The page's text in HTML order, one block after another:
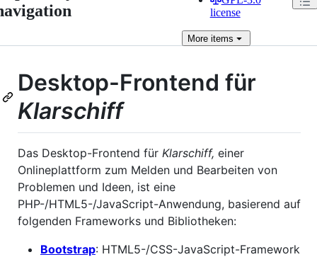
license
Moreitems
Desktop-Frontend für
Klarschiff
Das Desktop-Frontend für Klarschiff, einer
Onlineplattform zum Melden und Bearbeiten von
Problemen und Ideen, ist eine
PHP-/HTML5-/JavaScript-Anwendung, basierend auf
folgenden Frameworks und Bibliotheken:
Bootstrap: HTML5-/CSS-JavaScript-Framework